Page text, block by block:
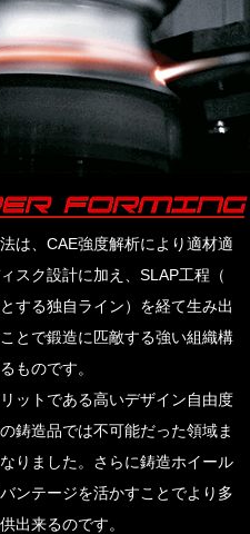
は、CAE強度解析により適材適
スク設計に加え、SLAP工程（
する独自ライン）を経て生み出
とで鍛造に匹敵する強い組織構
ものです。
ットである高いデザイン自由度
鋳造品では不可能だった領域ま
りました。さらに鋳造ホイール
ンテージを活かすことでより多
出来るのです。